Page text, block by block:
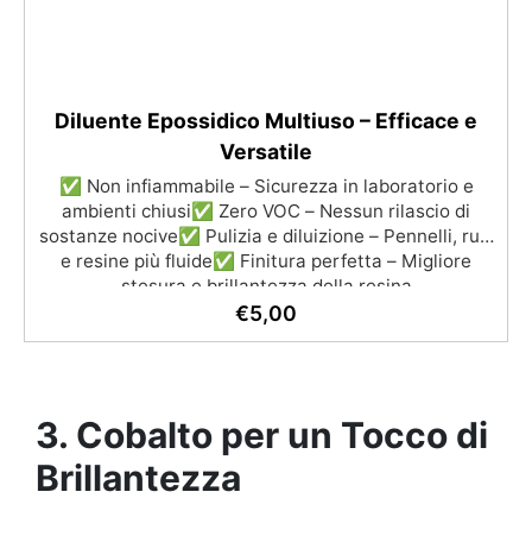
Diluente Epossidico Multiuso – Efficace e
Versatile
✅ Non infiammabile – Sicurezza in laboratorio e
ambienti chiusi✅ Zero VOC – Nessun rilascio di
sostanze nocive✅ Pulizia e diluizione – Pennelli, rulli
e resine più fluide✅ Finitura perfetta – Migliore
stesura e brillantezza della resina
€5,00
3. Cobalto per un Tocco di
Brillantezza